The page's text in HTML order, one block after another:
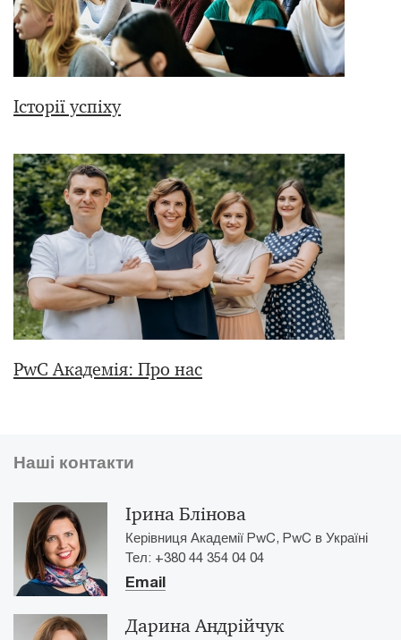
Історії успіху
PwC Академія: Про нас
Наші контакти
Ірина Блінова
Керівниця Академії PwC, PwC в Україні
Тел: +380 44 354 04 04
Email
Дарина Андрійчук